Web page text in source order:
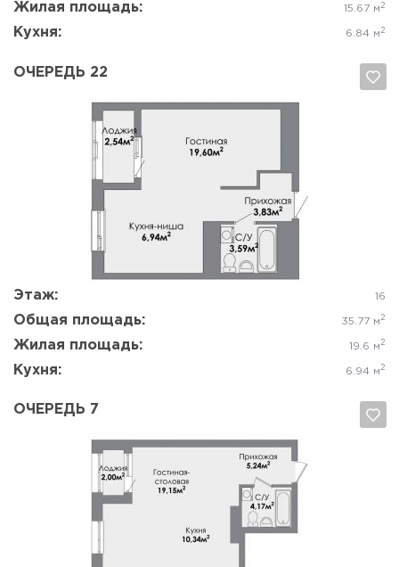
Жилая площадь: 15.67 м 2
Кухня: 6.84 м 2
ОЧЕРЕДЬ 22
Этаж: 16
Общая площадь: 35.77 м 2
Жилая площадь: 19.6 м 2
Кухня: 6.94 м 2
Да, удалить Отмена
ОЧЕРЕДЬ 7